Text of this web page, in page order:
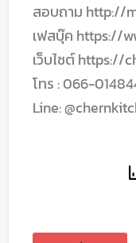
สอบถาม http://
เฟสบุ๊ค https://
เว็บไซต์ https://
โทร : 066-
Line: